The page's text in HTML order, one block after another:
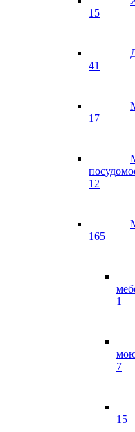
15
41
17
12
165
1
7
15